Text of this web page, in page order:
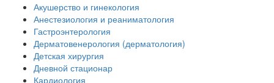
Акушерство и гинекология
Анестезиология и реаниматология
Гастроэнтерология
Дерматовенерология (дерматология)
Детская хирургия
Дневной стационар
Кардиология